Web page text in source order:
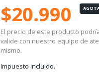
$20.990
El precio de este producto
valide con nuestro equipo de
mismo.
Impuesto incluido.